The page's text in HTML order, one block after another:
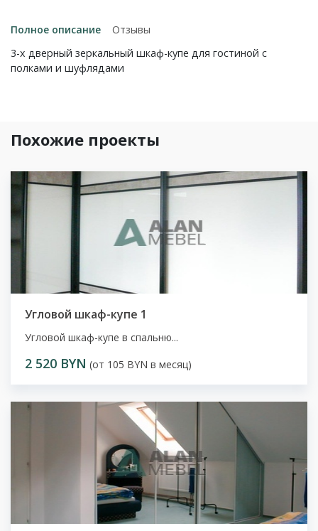
Полное описание
Отзывы
3-х дверный зеркальный шкаф-купе для гостиной с
полками и шуфлядами
Похожие проекты
Угловой шкаф-купе 1
Угловой шкаф-купе в спальню...
2 520 BYN (от 105 BYN в месяц)